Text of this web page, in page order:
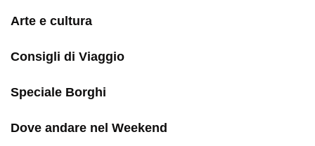
Arte e cultura
Consigli di Viaggio
Speciale Borghi
Dove andare nel Weekend